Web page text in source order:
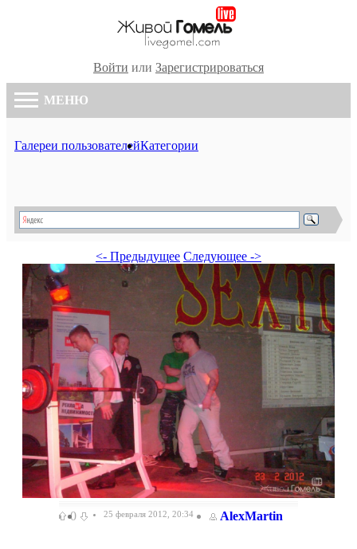
Войти или Зарегистрироваться
МЕНЮ
Галереи пользователейКатегории
<- Предыдущее Следующее ->
0 25 февраля 2012, 20:34 AlexMartin